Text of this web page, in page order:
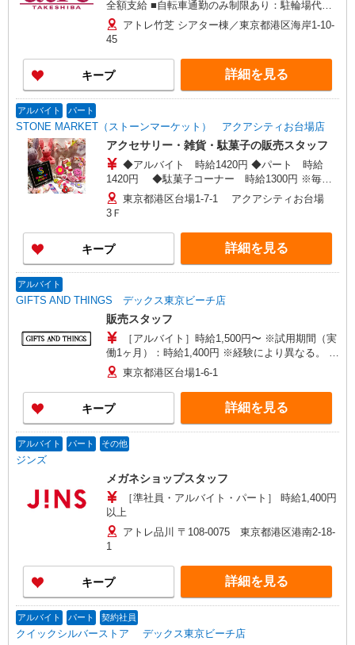
全額支給 ■自転車通勤のみ制限あり：駐輪場代上
限2,000円/月 自宅から最寄駅まで2Km以上の方
が対象
アトレ竹芝 シアター棟／東京都港区海岸1-10-
45
キープ 詳細を見る
アルバイト パート
STONE MARKET（ストーンマーケット） アクアシティお台場店
アクセサリー・雑貨・駄菓子の販売スタッフ
◆アルバイト 時給1420円 ◆パート 時給
1420円 ◆駄菓子コーナー 時給1300円 ※毎月
15日締め、当月25日支払
東京都港区台場1-7-1 アクアシティお台場
3Ｆ
キープ 詳細を見る
アルバイト
GIFTS AND THINGS デックス東京ビーチ店
販売スタッフ
［アルバイト］時給1,500円〜 ※試用期間（実
働1ヶ月）：時給1,400円 ※経験により異なる。 ※
能力により優遇します。
東京都港区台場1-6-1
キープ 詳細を見る
アルバイト パート その他
ジンズ
メガネショップスタッフ
［準社員・アルバイト・パート］ 時給1,400円
以上
アトレ品川 〒108-0075 東京都港区港南2-18-
1
キープ 詳細を見る
アルバイト パート 契約社員
クイックシルバーストア デックス東京ビーチ店